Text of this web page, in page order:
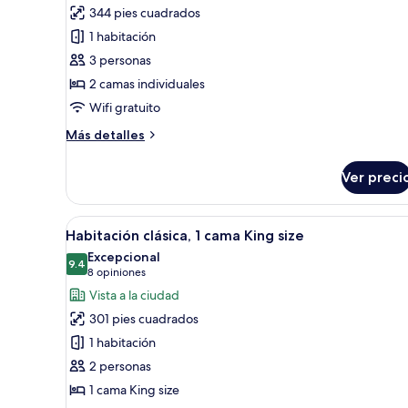
lounge
del
club
(Kaze)
Habitación
Premium,
2
camas
individuales
(High
Floor)
344 pies cuadrados
1 habitación
3 personas
2 camas individuales
Wifi gratuito
Más detalles
Más
Premium,
camas
individuales
(High
Floor)
Ver
Abrir
todas
las
fotos
de
Habitación
clásica,
1
cama
1 habitación, minibar y caja
8
Habitación clásica, 1 cama King size
9.49.4 de 10
Excepcional
8 opiniones
(8
opiniones)
Vista a la ciudad
301 pies cuadrados
1 habitación
2 personas
1 cama King size